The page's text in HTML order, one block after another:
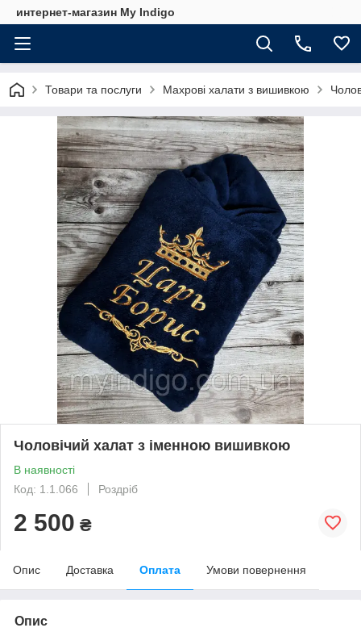
интернет-магазин My Indigo
Товари та послуги Махрові халати з вишивкою
Чоловічий халат з іменною вишивкою
В наявності
Код: 1.1.066
Роздріб
2 500 ₴
Опис Доставка Оплата Умови повернення
Опис